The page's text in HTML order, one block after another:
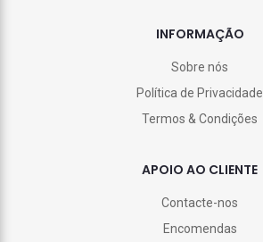
INFORMAÇÃO
Sobre nós
Política de Privacidade
Termos & Condições
APOIO AO CLIENTE
Contacte-nos
Encomendas